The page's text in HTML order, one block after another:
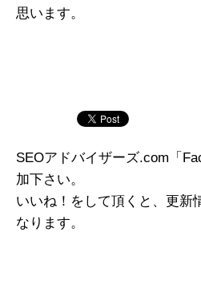
思います。
SEOアドバイザーズ.com「
加下さい。
いいね！をして頂くと、更新
なります。